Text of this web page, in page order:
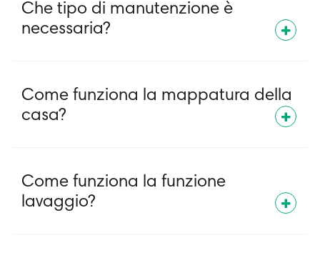
Che tipo di manutenzione è
necessaria?
Come funziona la mappatura della
casa?
Come funziona la funzione
lavaggio?